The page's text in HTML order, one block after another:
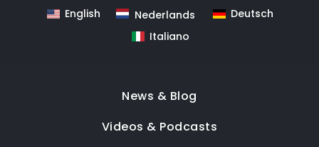
English Nederlands
Deutsch
Italiano
News & Blog
Videos & Podcasts